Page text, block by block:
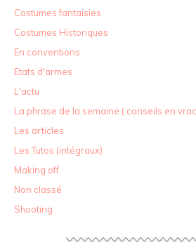
Costumes fantaisies
Costumes Historiques
En conventions
Etats d'armes
L'actu
La phrase de la semaine ( conseils en
Les articles
Les Tutos (intégraux)
Making off
Non classé
Shooting